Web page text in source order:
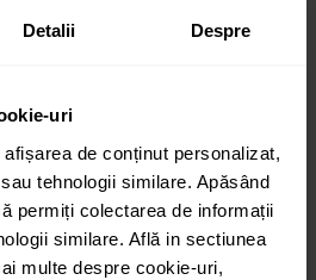
Detalii Despre
uri
de conținut personalizat,
tehnologii similare. Apăsând
permiți colectarea de informații
similare. Află in sectiunea
multe despre cookie-uri,